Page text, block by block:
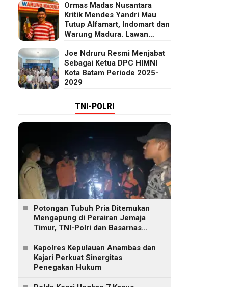
Ormas Madas Nusantara
Kritik Mendes Yandri Mau
Tutup Alfamart, Indomart dan
Warung Madura. Lawan
Joe Ndruru Resmi Menjabat
Sebagai Ketua DPC HIMNI
Kota Batam Periode 2025-
2029
TNI-POLRI
Potongan Tubuh Pria Ditemukan
Mengapung di Perairan Jemaja
Timur, TNI-Polri dan Basarnas
Kapolres Kepulauan Anambas dan
Kajari Perkuat Sinergitas
Penegakan Hukum